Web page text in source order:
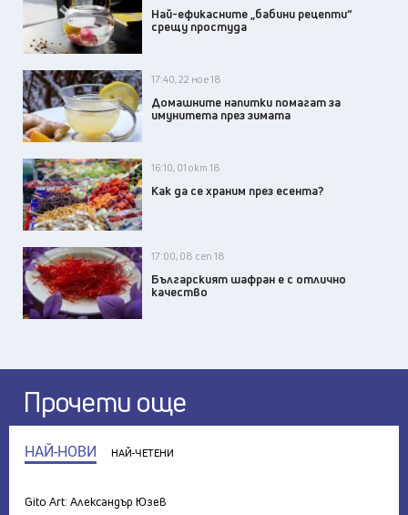
Най-ефикасните „бабини рецепти“
срещу простуда
17:40, 22 ное 18
Домашните напитки помагат за
имунитета през зимата
16:10, 01 окт 18
Как да се храним през есента?
17:00, 08 сеп 18
Българският шафран е с отлично
качество
Прочети още
НАЙ-НОВИ НАЙ-ЧЕТЕНИ
Gito Art: Александър Юзев